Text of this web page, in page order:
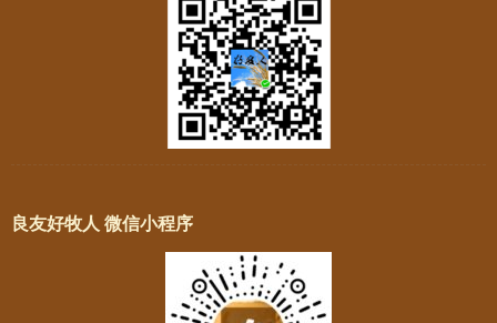
良友好牧人 微信小程序